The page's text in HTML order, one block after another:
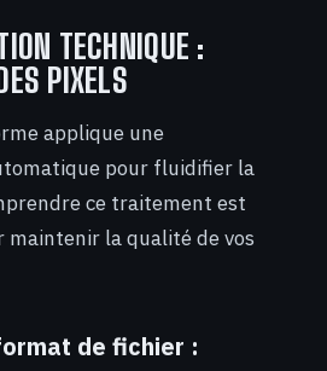
TECHNIQUE :
PIXELS
applique une
pour fluidifier la
ce traitement est
maintenir la qualité de vos
de fichier :